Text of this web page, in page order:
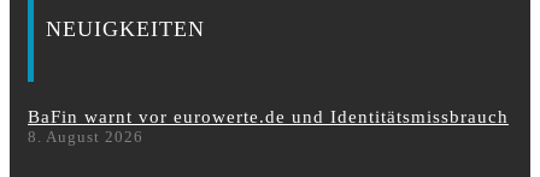
NEUIGKEITEN
BaFin warnt vor eurowerte.de und Identitätsmissbrauch
8. August 2026